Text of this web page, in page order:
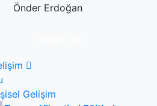
Önder Erdoğan
Gelişim